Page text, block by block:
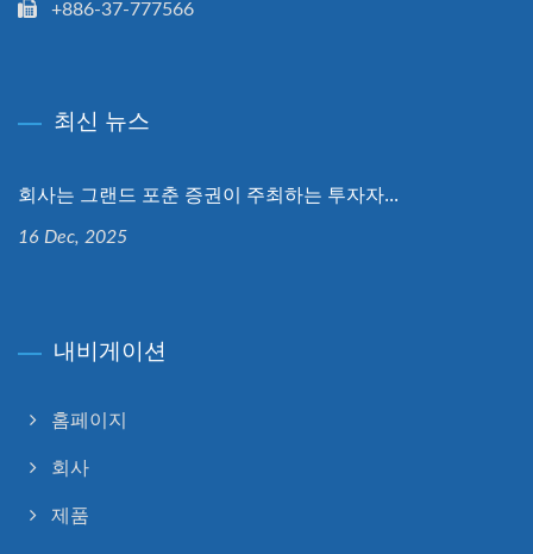
+886-37-777566
최신 뉴스
회사는 그랜드 포춘 증권이 주최하는 투자자...
16 Dec, 2025
내비게이션
홈페이지
회사
제품